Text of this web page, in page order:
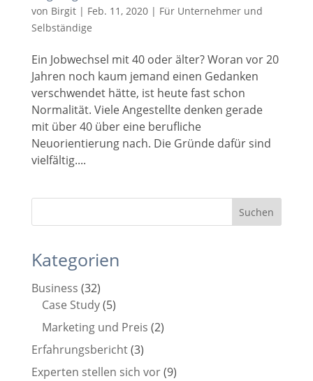
von Birgit| Feb. 11, 2020| Für Unternehmer und
Selbständige
Ein Jobwechsel mit 40 oder älter? Woran vor 20
Jahren noch kaum jemand einen Gedanken
verschwendet hätte, ist heute fast schon
Normalität. Viele Angestellte denken gerade
mit über 40 über eine berufliche
Neuorientierung nach. Die Gründe dafür sind
vielfältig....
Kategorien
Business (32)
Case Study(5)
Marketing und Preis (2)
Erfahrungsbericht(3)
Experten stellen sich vor(9)